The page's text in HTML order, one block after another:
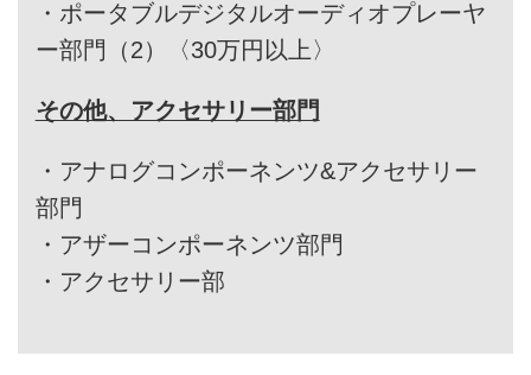
・ ポータブルデジタルオーディオプレーヤ
ー部門（2）〈30万円以上〉
その他、アクセサリー部門
・ アナログコンポーネンツ&アクセサリー
部門
・ アザーコンポーネンツ部門
・ アクセサリー部